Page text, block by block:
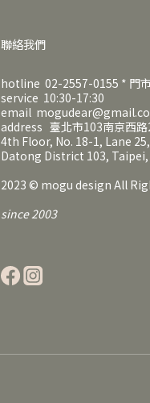
聯絡我們
hotline 02-2557-0155 * 門
service 10:30-17:30
email
address 臺北市103南京西
4th Floor, No. 18-1, Lane
Datong District 103,
2023 © mogu design All
since 2003